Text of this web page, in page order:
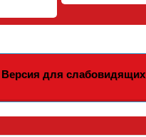
для слабовидящих